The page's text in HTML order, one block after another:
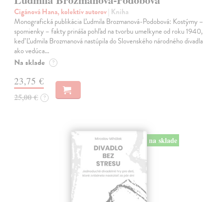
Cigánová Hana, kolektív autorov| Kniha
Monografická publikácia Ľudmila Brozmanová-Podobová: Kostýmy –
spomienky – fakty prináša pohľad na tvorbu umelkyne od roku 1940,
keď Ľudmila Brozmanová nastúpila do Slovenského národného divadla
ako vedúca…
Na sklade ?
23,75 €
25,00 € ?
na sklade